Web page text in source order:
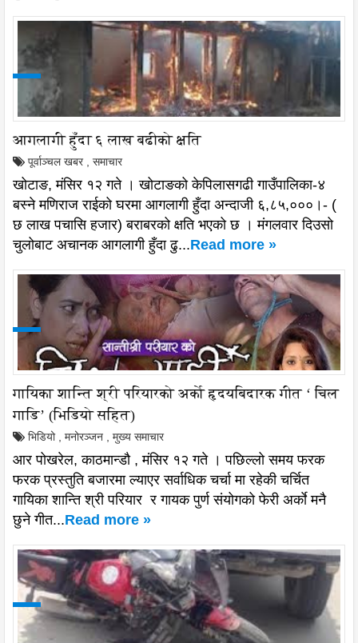
आगलागी हुँदा ६ लाख बढीको क्षति
पूर्वाञ्चल खबर समाचार
खोटाङ, मंसिर १२ गते । खोटाङको केपिलासगढी गाउँपालिका-४
बस्ने मणिराज राईको घरमा आगलागी हुँदा अन्दाजी ६,८५,०००।- (
छ लाख पचासि हजार) बराबरको क्षति भएको छ । मंगलवार दिउसो
चुलोबाट अचानक आगलागी हुँदा ढु...Read more »
गायिका शान्ति श्री परियारको अर्काे हृदयबिदारक गीत ‘ चिल
गाडि’ (भिडियो सहित)
भिडियो मनोरञ्जन मुख्य समाचार
आर पोखरेल, काठमान्डौ , मंसिर १२ गते । पछिल्लो समय फरक
फरक प्रस्तुति बजारमा ल्याएर सर्वाधिक चर्चा मा रहेकी चर्चित
गायिका शान्ति श्री परियार र गायक पुर्ण संयोगको फेरी अर्काे मनै
छुने गीत...Read more »